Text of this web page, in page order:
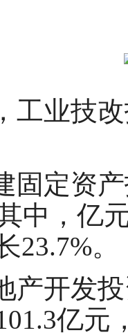
工业技
固定资
中，亿
23.7%。
产开发
亿元